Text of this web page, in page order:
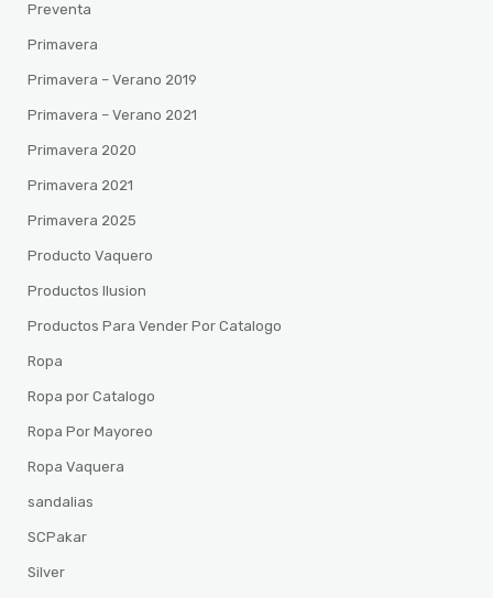
Preventa
Primavera
Primavera – Verano 2019
Primavera – Verano 2021
Primavera 2020
Primavera 2021
Primavera 2025
Producto Vaquero
Productos Ilusion
Productos Para Vender Por Catalogo
Ropa
Ropa por Catalogo
Ropa Por Mayoreo
Ropa Vaquera
sandalias
SCPakar
Silver